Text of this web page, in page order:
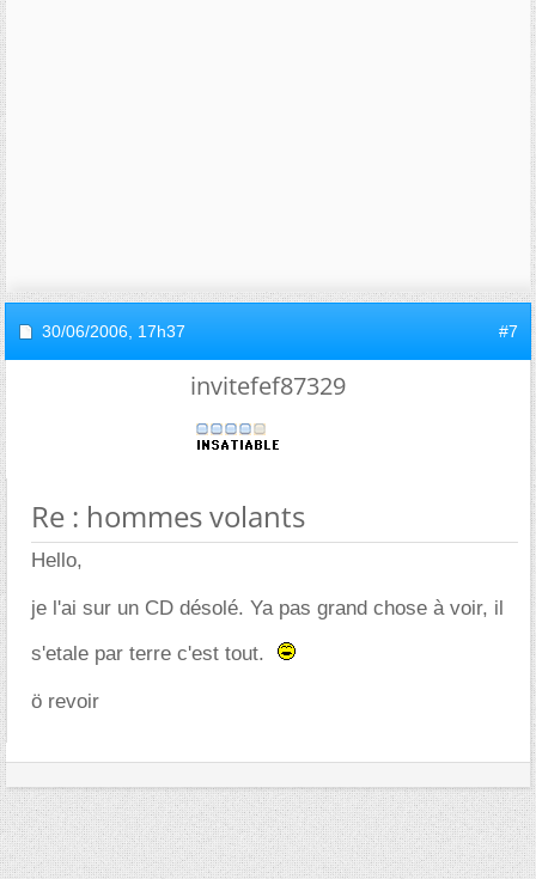
30/06/2006, 17h37 #7
invitefef87329
Re : hommes volants
Hello,
je l'ai sur un CD désolé. Ya pas grand chose à voir, il
s'etale par terre c'est tout.
ö revoir